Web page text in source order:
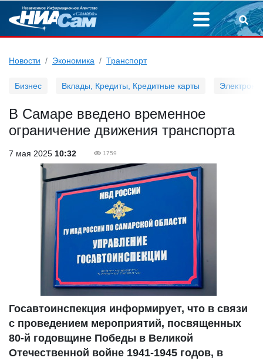
Новости Экономика Транспорт
Бизнес Вклады, Кредиты, Кредитные карты
В Самаре введено временное
ограничение движения транспорта
7 мая 2025 10:32 1759
Госавтоинспекция информирует, что в связи
с проведением мероприятий, посвященных
80-й годовщине Победы в Великой
Отечественной войне 1941-1945 годов, в